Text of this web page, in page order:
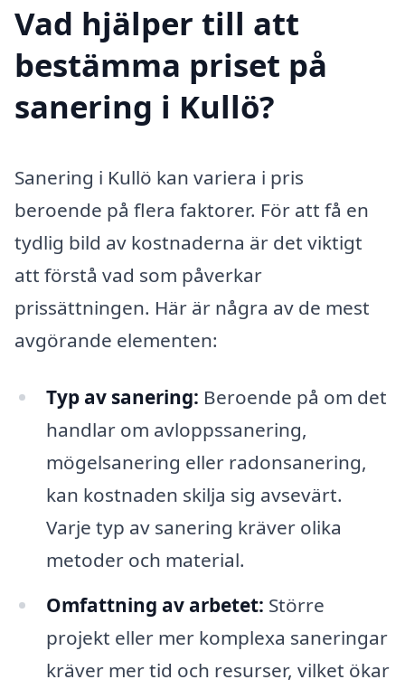
Vad hjälper till att
bestämma priset på
sanering i Kullö?
Sanering i Kullö kan variera i pris
beroende på flera faktorer. För att få en
tydlig bild av kostnaderna är det viktigt
att förstå vad som påverkar
prissättningen. Här är några av de mest
avgörande elementen:
Typ av sanering: Beroende på om det
handlar om avloppssanering,
mögelsanering eller radonsanering,
kan kostnaden skilja sig avsevärt.
Varje typ av sanering kräver olika
metoder och material.
Omfattning av arbetet: Större
projekt eller mer komplexa saneringar
kräver mer tid och resurser, vilket ökar